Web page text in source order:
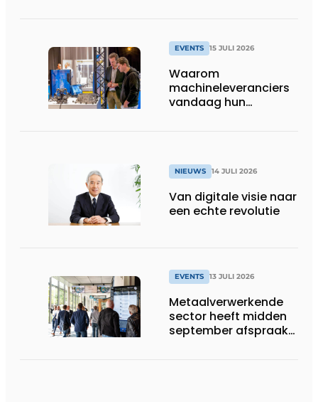
EVENTS 15 JULI 2026
Waarom
machineleveranciers
vandaag hun
NIEUWS 14 JULI 2026
Van digitale visie naar
een echte revolutie
EVENTS 13 JULI 2026
Metaalverwerkende
sector heeft midden
september afspraak